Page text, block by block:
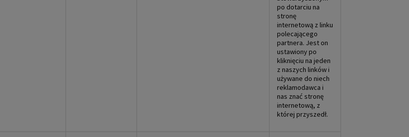
po dotarciu na
stronę
internetową z linku
polecającego
partnera. Jest on
ustawiony po
kliknięciu na jeden
z naszych linków i
używane do niech
reklamodawca i
nas znać stronę
internetową, z
której przyszedł.